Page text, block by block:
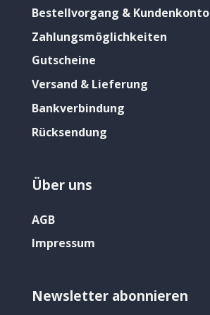
Bestellvorgang & Kundenkonto
Zahlungsmöglichkeiten
Gutscheine
Versand & Lieferung
Bankverbindung
Rücksendung
Über uns
AGB
Impressum
Newsletter abonnieren